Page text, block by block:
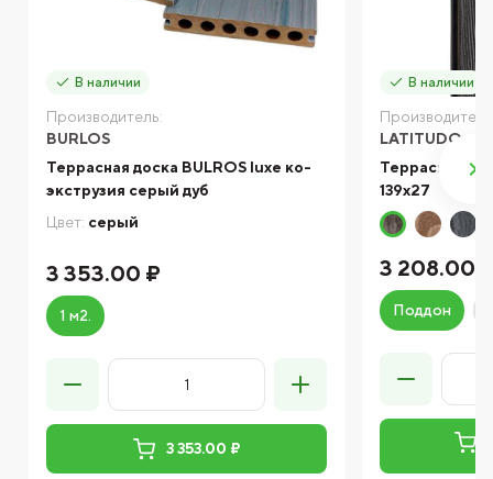
В наличии
Производитель:
BURLOS
Террасная доска BULROS luxe ко-
экструзия серый дуб
Цвет: серый
3 353.00 ₽
1 м2.
3 353.00 ₽
В наличии
LATITUDO
Террасная
139х27
3 208.00
Поддон